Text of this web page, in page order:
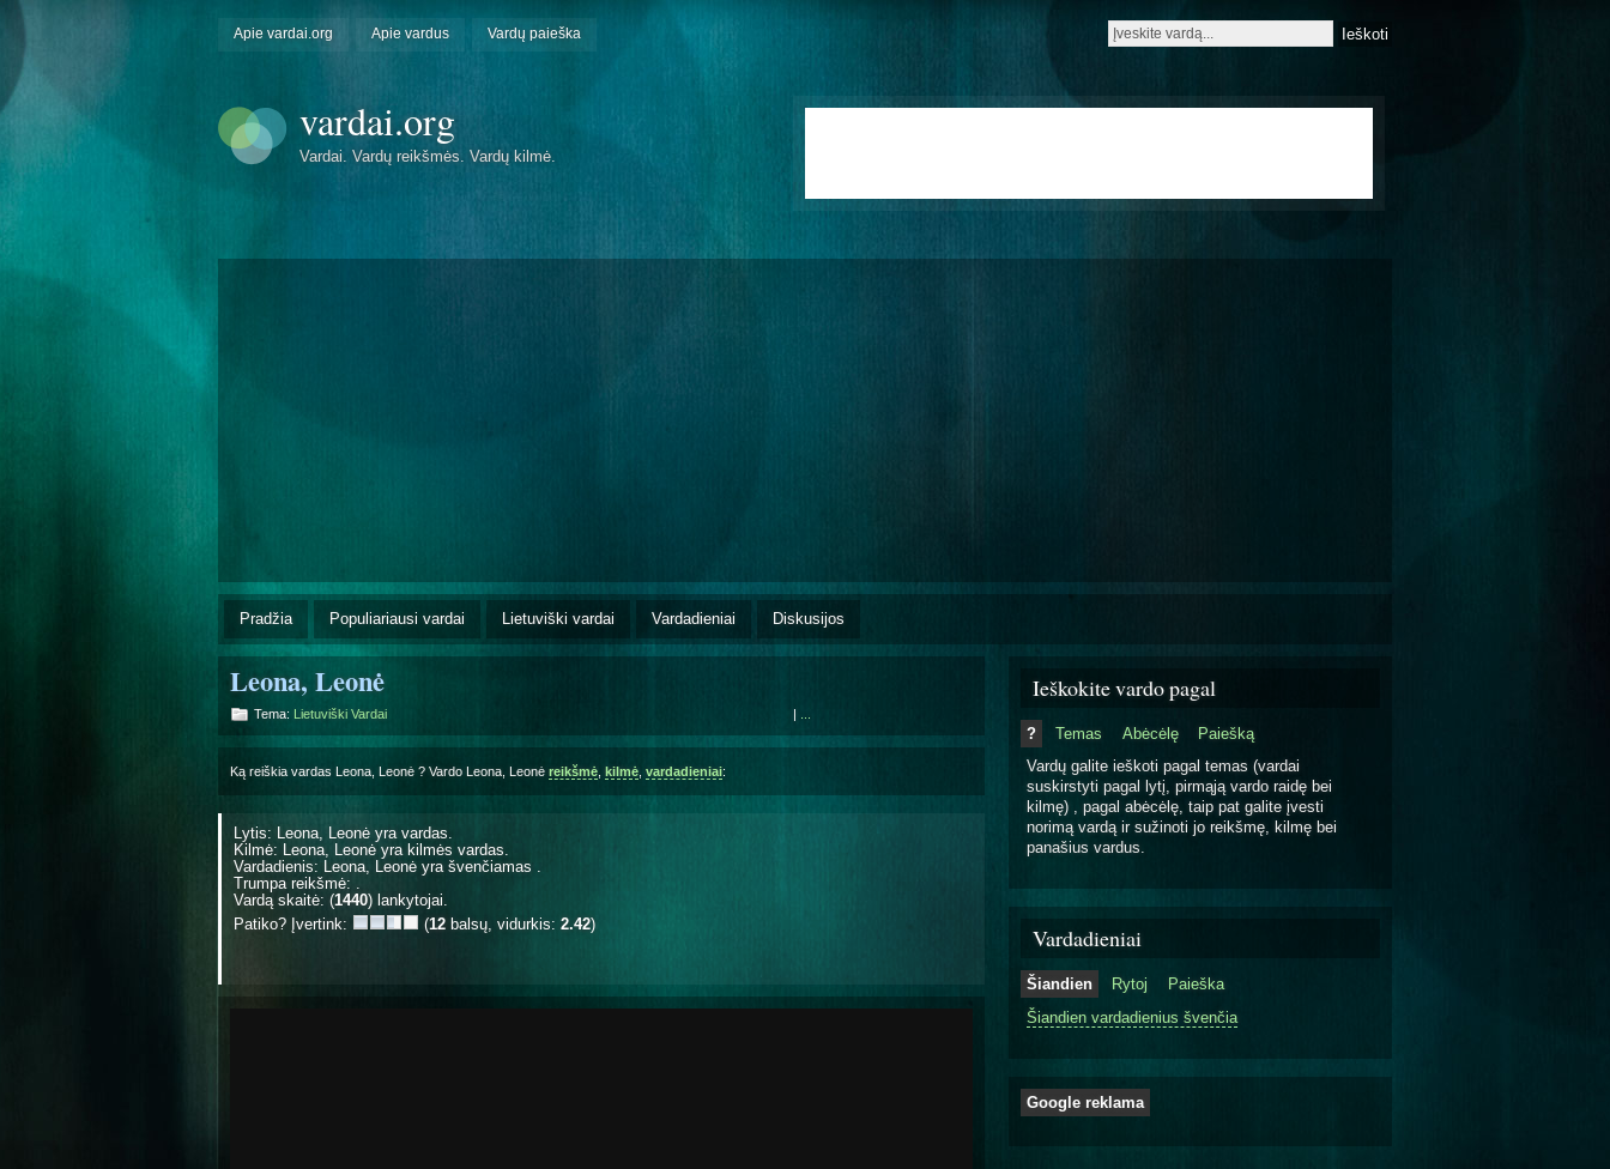
Apie vardai.org Apie vardus Vardų paieška
vardai.org
Vardai. Vardų reikšmės. Vardų kilmė.
Pradžia Populiariausi vardai Lietuviški vardai Vardadieniai Diskusijos
Leona, Leonė
Tema: Lietuviški Vardai |
Ką reiškia vardas Leona, Leonė ? Vardo Leona, Leonė reikšmė kilmė vardadieniai:
Lytis: Leona, Leonė yra vardas.
Kilmė: Leona, Leonė yra kilmės vardas.
Vardadienis: Leona, Leonė yra švenčiamas
Trumpa reikšmė: .
Vardą skaitė: (1440) lankytojai.
Patiko? Įvertink:
(12 balsų, vidurkis: 2.42)
Ieškokite vardo pagal
? Temas Abėcėlę
Paiešką
Vardų galite ieškoti pagal temas (vardai
suskirstyti pagal lytį, pirmąją vardo raidę bei
kilmę) , pagal abėcėlę, taip pat galite įvesti
norimą vardą ir sužinoti jo reikšmę, kilmę bei
panašius vardus.
Vardadieniai
Šiandien Rytoj
Paieška
Šiandien vardadienius švenčia
Google reklama